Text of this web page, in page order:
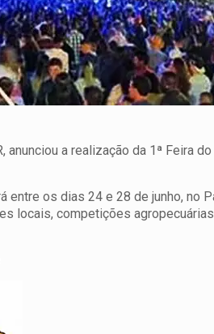
anunciou a realização da 1ª Feira do
entre os dias 24 e 28 de junho, no
locais, competições